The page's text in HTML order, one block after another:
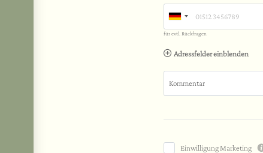
für evtl. Rückfragen
Adressfelder einblenden
Kommentar
Einwilligung Marketing